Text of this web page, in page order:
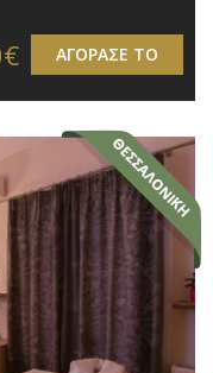
ΑΓΟΡΑΣΕ ΤΟ